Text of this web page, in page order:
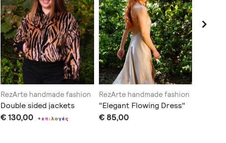
RezArte handmade fashion
Double sided jackets
€ 130,00 +επιλογές
RezArte handmade fashion
"Elegant Flowing Dress"
€ 85,00